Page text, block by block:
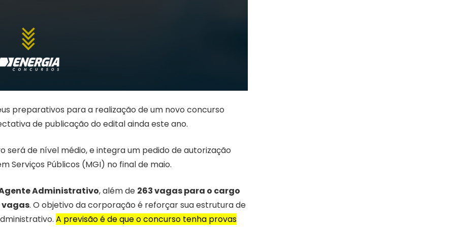
preparativos para a realização de um novo concurso
de publicação do edital ainda este ano.
de nível médio, e integra um pedido de autorização
Serviços Públicos (MGI) no final de maio.
Administrativo, além de 263 vagas para o cargo
vagas. O objetivo da corporação é reforçar sua estrutura de
A previsão é de que o concurso tenha provas